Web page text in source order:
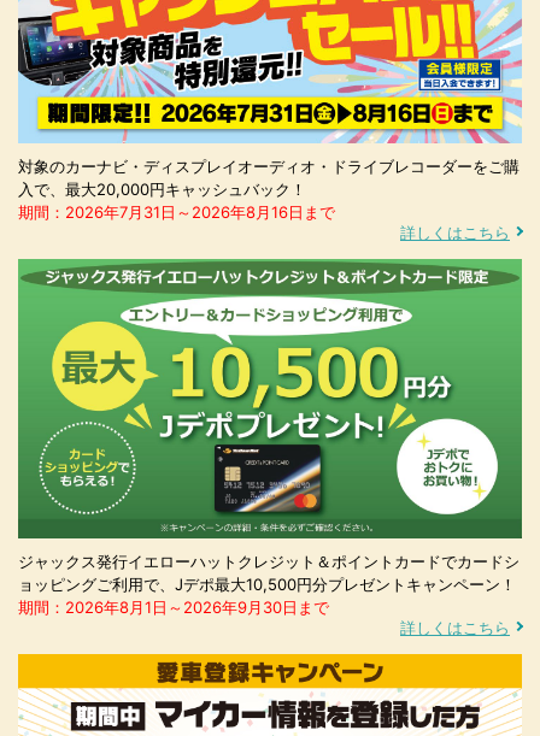
対象のカーナビ・ディスプレイオーディオ・ドライブレコーダーをご購
入で、最大20,000円キャッシュバック！
期間：2026年7月31日～2026年8月16日まで
詳しくはこちら
ジャックス発行イエローハットクレジット＆ポイントカードでカードシ
ョッピングご利用で、Jデポ最大10,500円分プレゼントキャンペーン！
期間：2026年8月1日～2026年9月30日まで
詳しくはこちら